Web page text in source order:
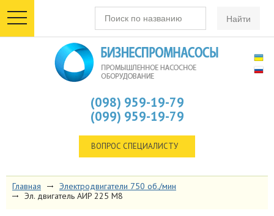
toggle
navigation
(098) 959-19-79
(099) 959-19-79
ВОПРОС СПЕЦИАЛИСТУ
Главная
Электродвигатели 750 об./мин
Эл. двигатель AИP 225 M8